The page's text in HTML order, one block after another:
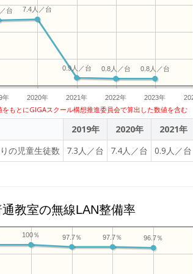
年 2020年 2021年 2022年 2023年
0.8人／台
0.8人／台
0.9人／台
7.4人／台
台
もとにGIGAスクール構想推進委員会で算出した数値を含む
2019年 2020年 2021年
の児童生徒数
7.3人／台 7.4人／台 0.9人／台
通教室の無線LAN整備率
96.7％
97.7％
97.7％
100％